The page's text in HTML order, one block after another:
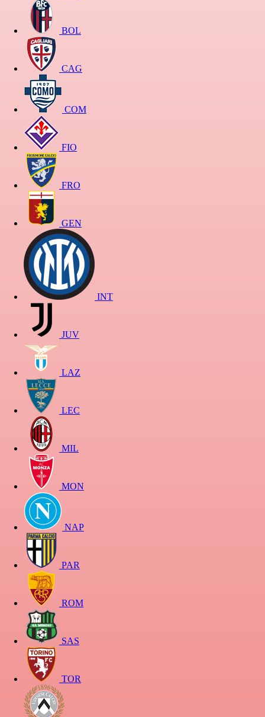
BOL
CAG
COM
FIO
FRO
GEN
INT
JUV
LAZ
LEC
MIL
MON
NAP
PAR
ROM
SAS
TOR